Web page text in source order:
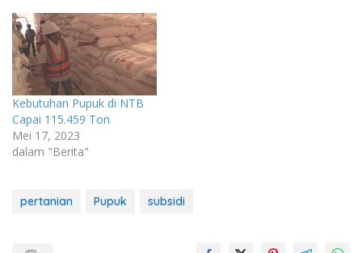
Kebutuhan Pupuk di NTB
Capai 115.459 Ton
Mei 17, 2023
dalam "Berita"
pertanian Pupuk subsidi